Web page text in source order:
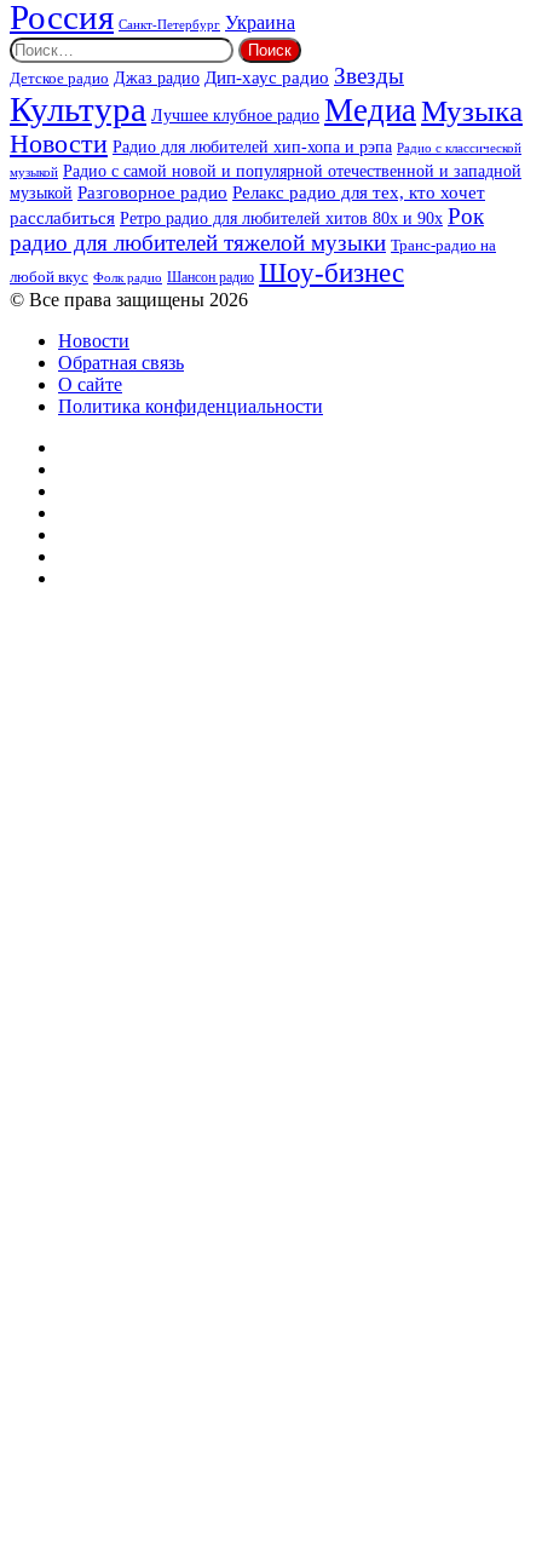
Россия Санкт-Петербург Украина
Найти:
Детское радио Джаз радио Дип-хаус радио Звезды
Культура Лучшее клубное радио Медиа Музыка
Новости Радио для любителей хип-хопа и рэпа Радио с классической
музыкой Радио с самой новой и популярной отечественной и западной
музыкой Разговорное радио Релакс радио для тех, кто хочет
расслабиться Ретро радио для любителей хитов 80х и 90х Рок
радио для любителей тяжелой музыки Транс-радио на
любой вкус Фолк радио Шансон радио Шоу-бизнес
© Все права защищены 2026
Новости
Обратная связь
О сайте
Политика конфиденциальности